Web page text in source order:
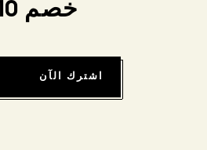
خصم 10٪
اشترك الآن